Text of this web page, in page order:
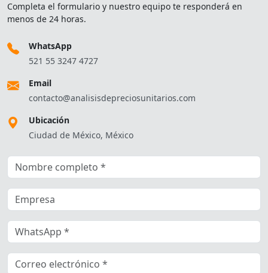
Completa el formulario y nuestro equipo te responderá en
menos de 24 horas.
WhatsApp
521 55 3247 4727
Email
contacto@analisisdepreciosunitarios.com
Ubicación
Ciudad de México, México